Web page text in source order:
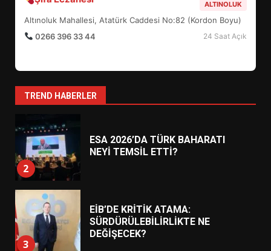
ALTINOLUK
Altınoluk Mahallesi, Atatürk Caddesi No:82 (Kordon Boyu)
0266 396 33 44
24 Saat Açık
TREND HABERLER
7
ŞEKİLLENDİ?
1
HAREKETE GEÇİYOR: GÖZLER
2
ESA 2026’DA TÜRK BAHARATI
NEYİ TEMSİL ETTİ?
3
EİB’DE KRİTİK ATAMA:
SÜRDÜRÜLEBİLİRLİKTE NE
DEĞİŞECEK?